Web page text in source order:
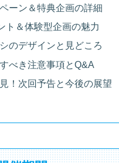
ーン＆特典企画の詳細
ト＆体験型企画の魅力
のデザインと見どころ
べき注意事項とQ&A
！次回予告と今後の展望